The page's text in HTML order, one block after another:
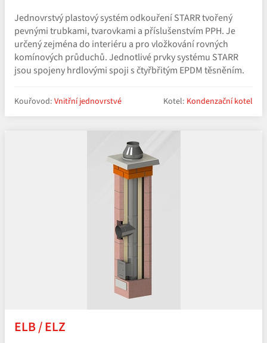
Jednovrstvý plastový systém odkouření STARR tvořený
pevnými trubkami, tvarovkami a příslušenstvím PPH. Je
určený zejména do interiéru a pro vložkování rovných
komínových průduchů. Jednotlivé prvky systému STARR
jsou spojeny hrdlovými spoji s čtyřbřitým EPDM těsněním.
Kouřovod: Vnitřní jednovrstvé Kotel: Kondenzační kotel
ELB / ELZ